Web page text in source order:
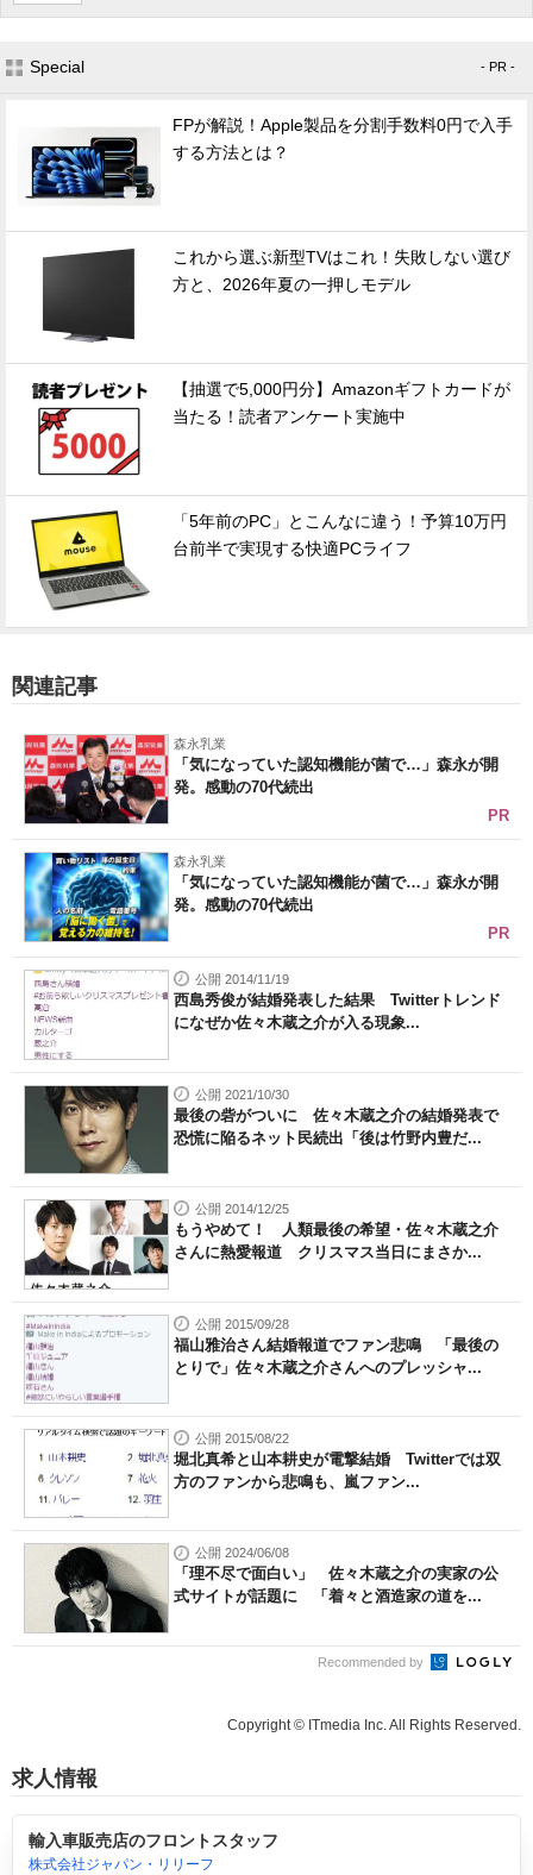
Special - PR -
FPが解説！Apple製品を分割手数料0円で入手
する方法とは？
これから選ぶ新型TVはこれ！失敗しない選び
方と、2026年夏の一押しモデル
【抽選で5,000円分】Amazonギフトカードが
当たる！読者アンケート実施中
「5年前のPC」とこんなに違う！予算10万円
台前半で実現する快適PCライフ
関連記事
森永乳業
「気になっていた認知機能が菌で…」森永が開
発。感動の70代続出
PR
森永乳業
「気になっていた認知機能が菌で…」森永が開
発。感動の70代続出
PR
公開 2014/11/19
西島秀俊が結婚発表した結果 Twitterトレンド
になぜか佐々木蔵之介が入る現象...
公開 2021/10/30
最後の砦がついに 佐々木蔵之介の結婚発表で
恐慌に陥るネット民続出「後は竹野内豊だ...
公開 2014/12/25
もうやめて！ 人類最後の希望・佐々木蔵之介
さんに熱愛報道 クリスマス当日にまさか...
公開 2015/09/28
福山雅治さん結婚報道でファン悲鳴 「最後の
とりで」佐々木蔵之介さんへのプレッシャ...
公開 2015/08/22
堀北真希と山本耕史が電撃結婚 Twitterでは双
方のファンから悲鳴も、嵐ファン...
公開 2024/06/08
「理不尽で面白い」 佐々木蔵之介の実家の公
式サイトが話題に 「着々と酒造家の道を...
Recommended by
Copyright © ITmedia Inc. All Rights Reserved.
求人情報
輸入車販売店のフロントスタッフ
株式会社ジャパン・リリーフ